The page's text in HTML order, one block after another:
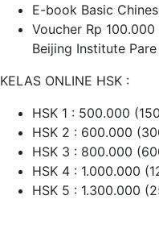
E-book Basic
Voucher Rp
Beijing Institute Pare
KELAS ONLINE HSK :
HSK 1 : 500.000
HSK 2 : 600.000
HSK 3 : 800.000
HSK 4 : 1.000.000
HSK 5 : 1.300.000